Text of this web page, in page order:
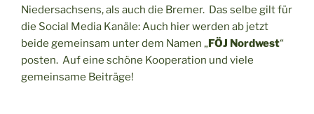
Niedersachsens, als auch die Bremer. Das selbe gilt für
die Social Media Kanäle: Auch hier werden ab jetzt
beide gemeinsam unter dem Namen „FÖJ Nordwest“
posten. Auf eine schöne Kooperation und viele
gemeinsame Beiträge!